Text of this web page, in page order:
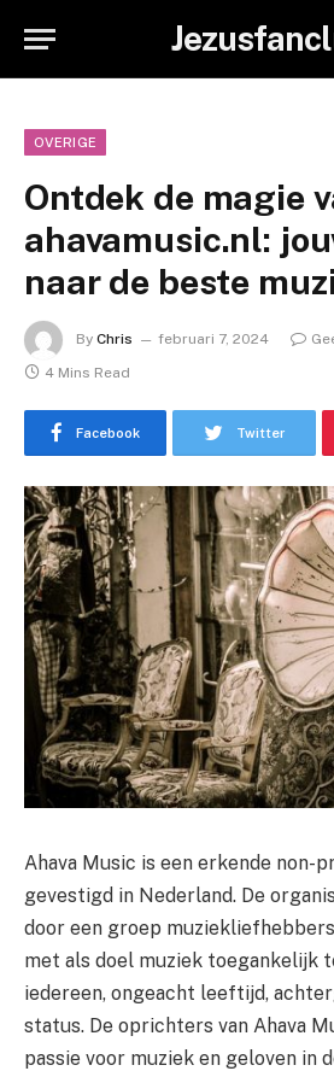
OVERIGE
Ontdek de magie
ahavamusic.nl:
naar de beste
By Chris februari 7, 2024
4 Mins Read
Facebook Twitter
Ahava Music is een erkende
gevestigd in Nederland. De
door een groep
met als doel muziek toegankelijk
iedereen, ongeacht leeftijd,
status. De oprichters van Ahava
passie voor muziek en geloven in